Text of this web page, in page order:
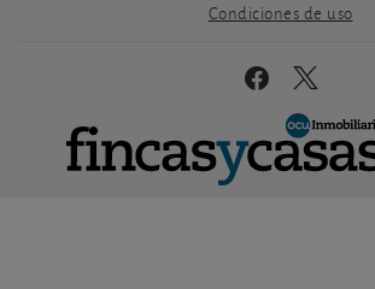
Condiciones de uso